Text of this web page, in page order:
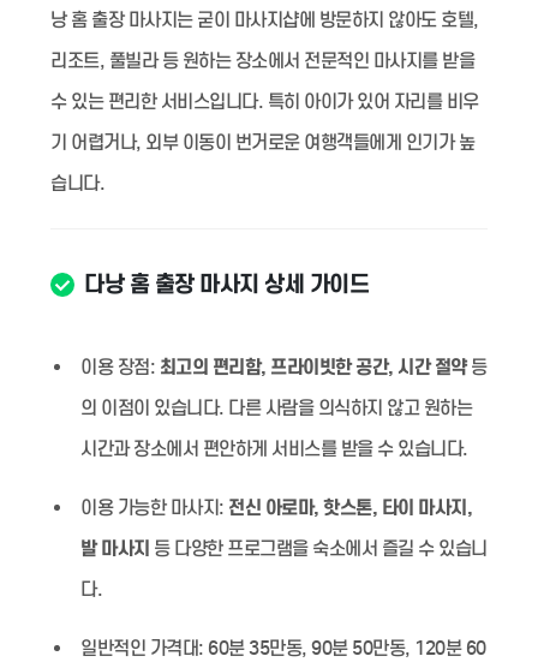
낭 홈 출장 마사지는 굳이 마사지샵에 방문하지 않아도 호텔,
리조트, 풀빌라 등 원하는 장소에서 전문적인 마사지를 받을
수 있는 편리한 서비스입니다. 특히 아이가 있어 자리를 비우
기 어렵거나, 외부 이동이 번거로운 여행객들에게 인기가 높
습니다.
다낭 홈 출장 마사지 상세 가이드
이용 장점: 최고의 편리함, 프라이빗한 공간, 시간 절약등
의 이점이 있습니다. 다른 사람을 의식하지 않고 원하는
시간과 장소에서 편안하게 서비스를 받을 수 있습니다.
이용 가능한 마사지: 전신 아로마, 핫스톤, 타이 마사지,
발 마사지 등 다양한 프로그램을 숙소에서 즐길 수 있습니
다.
일반적인 가격대: 60분 35만동, 90분 50만동, 120분 60